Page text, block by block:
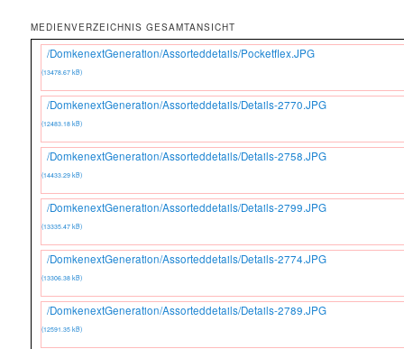
MEDIENVERZEICHNIS GESAMTANSICHT
/DomkenextGeneration/Assorteddetails/Pocketflex.JPG
(13478.67 kB)
/DomkenextGeneration/Assorteddetails/Details-2770.JPG
(12483.18 kB)
/DomkenextGeneration/Assorteddetails/Details-2758.JPG
(14433.29 kB)
/DomkenextGeneration/Assorteddetails/Details-2799.JPG
(13335.47 kB)
/DomkenextGeneration/Assorteddetails/Details-2774.JPG
(13306.38 kB)
/DomkenextGeneration/Assorteddetails/Details-2789.JPG
(12591.35 kB)